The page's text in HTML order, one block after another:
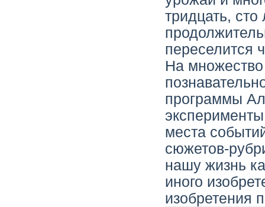
тридцать, сто
переселится
На множество
программы
места
сюжетов-
нашу жизнь
иного
изобретения